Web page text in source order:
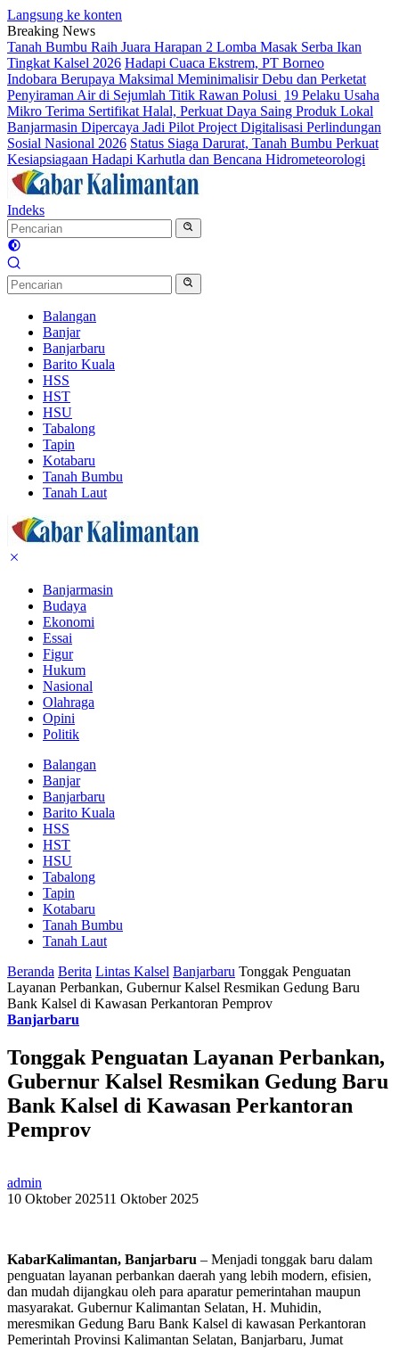
Langsung ke konten
Breaking News
Tanah Bumbu Raih Juara Harapan 2 Lomba Masak Serba Ikan
Tingkat Kalsel 2026 Hadapi Cuaca Ekstrem, PT Borneo
Indobara Berupaya Maksimal Meminimalisir Debu dan Perketat
Penyiraman Air di Sejumlah Titik Rawan Polusi 19 Pelaku Usaha
Mikro Terima Sertifikat Halal, Perkuat Daya Saing Produk Lokal
Banjarmasin Dipercaya Jadi Pilot Project Digitalisasi Perlindungan
Sosial Nasional 2026 Status Siaga Darurat, Tanah Bumbu Perkuat
Kesiapsiagaan Hadapi Karhutla dan Bencana Hidrometeorologi
Indeks
Balangan
Banjar
Banjarbaru
Barito Kuala
HSS
HST
HSU
Tabalong
Tapin
Kotabaru
Tanah Bumbu
Tanah Laut
Banjarmasin
Budaya
Ekonomi
Essai
Figur
Hukum
Nasional
Olahraga
Opini
Politik
Balangan
Banjar
Banjarbaru
Barito Kuala
HSS
HST
HSU
Tabalong
Tapin
Kotabaru
Tanah Bumbu
Tanah Laut
Beranda Berita Lintas Kalsel Banjarbaru Tonggak Penguatan
Layanan Perbankan, Gubernur Kalsel Resmikan Gedung Baru
Bank Kalsel di Kawasan Perkantoran Pemprov
Banjarbaru
Tonggak Penguatan Layanan Perbankan,
Gubernur Kalsel Resmikan Gedung Baru
Bank Kalsel di Kawasan Perkantoran
Pemprov
admin
10 Oktober 202511 Oktober 2025
KabarKalimantan, Banjarbaru – Menjadi tonggak baru dalam
penguatan layanan perbankan daerah yang lebih modern, efisien,
dan mudah dijangkau oleh para aparatur pemerintahan maupun
masyarakat. Gubernur Kalimantan Selatan, H. Muhidin,
meresmikan Gedung Baru Bank Kalsel di kawasan Perkantoran
Pemerintah Provinsi Kalimantan Selatan, Banjarbaru, Jumat